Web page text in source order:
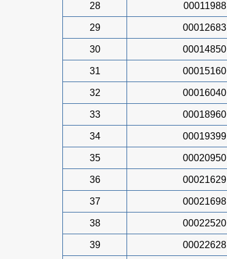
28 00011988
29 00012683
30 00014850
31 00015160
32 00016040
33 00018960
34 00019399
35 00020950
36 00021629
37 00021698
38 00022520
39 00022628